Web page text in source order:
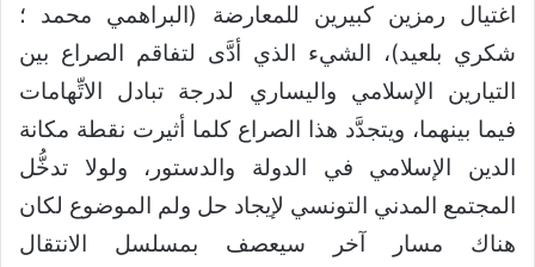
اغتيال رمزين كبيرين للمعارضة (البراهمي محمد ؛
شكري بلعيد)، الشيء الذي أدَّى لتفاقم الصراع بين
التيارين الإسلامي واليساري لدرجة تبادل الاتِّهامات
فيما بينهما، ويتجدَّد هذا الصراع كلما أثيرت نقطة مكانة
الدين الإسلامي في الدولة والدستور، ولولا تدخُّل
المجتمع المدني التونسي لإيجاد حل ولم الموضوع لكان
هناك مسار آخر سيعصف بمسلسل الانتقال